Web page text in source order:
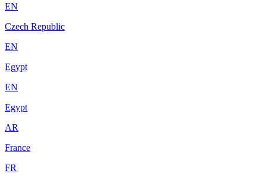
EN
Czech Republic
EN
Egypt
EN
Egypt
AR
France
FR